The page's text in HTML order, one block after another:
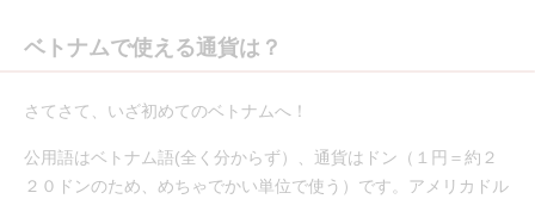
ベトナムで使える通貨は？
さてさて、いざ初めてのベトナムへ！
公用語はベトナム語(全く分からず）、通貨はドン（１円＝約２
２０ドンのため、めちゃでかい単位で使う）です。アメリカドル